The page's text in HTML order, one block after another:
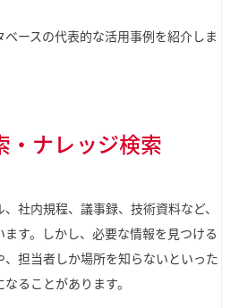
ースの代表的な活用事例を紹介しま
・ナレッジ検索
社内規程、議事録、技術資料など、
す。しかし、必要な情報を見つける
担当者しか場所を知らないといった
ることがあります。